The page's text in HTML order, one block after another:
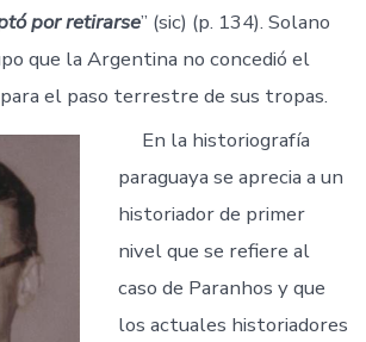
por retirarse” (sic) (p. 134). Solano
que la Argentina no concedió el
el paso terrestre de sus tropas.
En la historiografía
paraguaya se aprecia a un
historiador de primer
nivel que se refiere al
caso de Paranhos y que
los actuales historiadores